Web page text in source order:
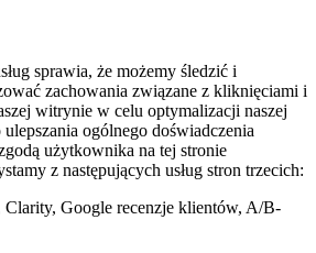
sprawia, że możemy śledzić i
zachowania związane z kliknięciami i
witrynie w celu optymalizacji naszej
ogólnego doświadczenia
użytkownika na tej stronie
z następujących usług stron trzecich:
Google recenzje klientów, A/B-